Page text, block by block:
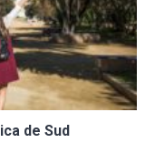
de Sud